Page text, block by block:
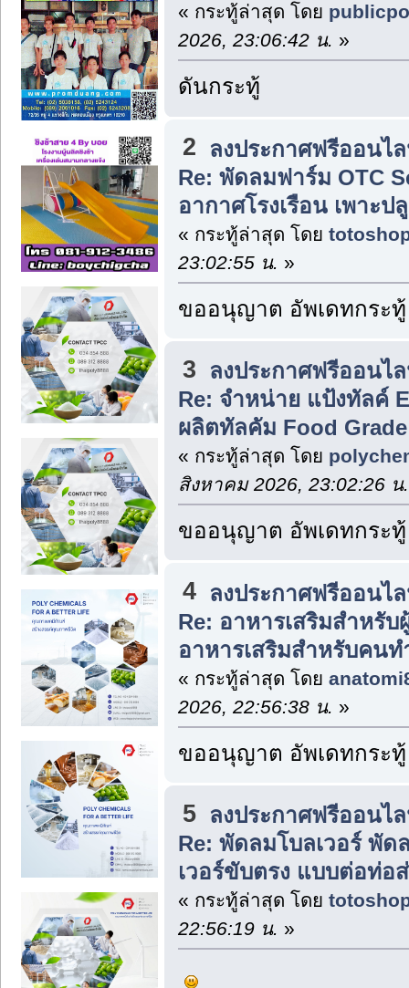
« กระทู้ล่าสุด โดย
2026, 23:06:42 น. »
ดันกระทู้
2
ลงประกาศฟรีออนไ
Re: พัดลมฟาร์ม OTC
อากาศโรงเรือน เพาะป
« กระทู้ล่าสุด โดย
23:02:55 น. »
ขออนุญาต อัพเดทกระทู้
3
ลงประกาศฟรีออนไ
Re: จำหน่าย แป้งทัลค์
ผลิตทัลคัม Food
« กระทู้ล่าสุด โดย
สิงหาคม 2026, 23:02:26 น.
ขออนุญาต อัพเดทกระทู้
4 ลงประกาศฟรีออนไ
Re: อาหารเสริมสำหรับ
อาหารเสริมสำหรับคนท
« กระทู้ล่าสุด โดย
2026, 22:56:38 น. »
ขออนุญาต อัพเดทกระทู้
5 ลงประกาศฟรีออนไ
Re: พัดลมโบลเวอร์ พัด
เวอร์ขับตรง แบบต่อท่อ
« กระทู้ล่าสุด โดย
22:56:19 น. »